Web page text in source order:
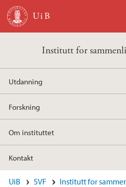
Hopp til hovedinnhold
Institutt for
Utdanning
Forskning
Om instituttet
Kontakt
UiB SVF
Institutt for